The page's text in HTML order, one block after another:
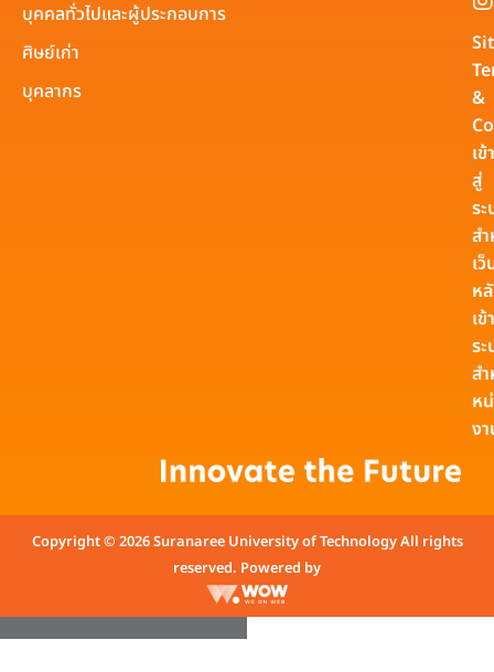
บุคคลทั่วไปและผู้ประกอบการ
ศิษย์เก่า
บุคลากร
&
เข้า
สู่
ร
ส
เ
ห
เข้
ร
ส
ห
ง
Copyright © 2026 Suranaree University of Technology All rights
reserved. Powered by